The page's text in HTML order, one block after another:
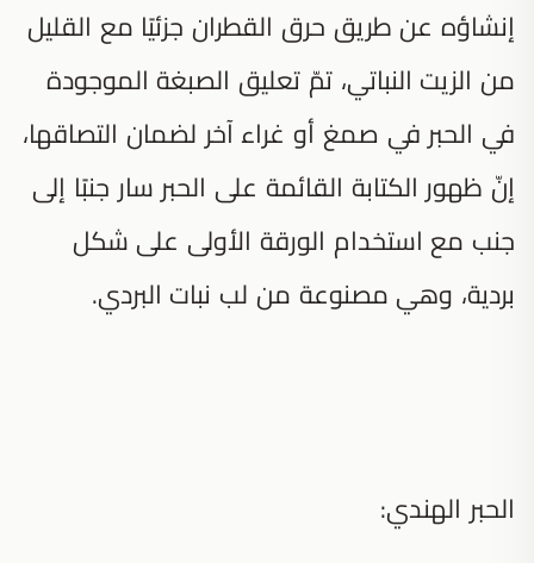
إنشاؤه عن طريق حرق القطران جزئيًا مع القليل
من الزيت النباتي، تمّ تعليق الصبغة الموجودة
في الحبر في صمغ أو غراء آخر لضمان التصاقها،
إنّ ظهور الكتابة القائمة على الحبر سار جنبًا إلى
جنب مع استخدام الورقة الأولى على شكل
بردية، وهي مصنوعة من لب نبات البردي.
الحبر الهندي: